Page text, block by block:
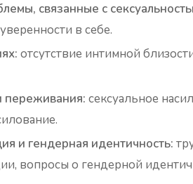
связанные с
в себе.
отсутствие интимной
переживания: сексуальное
и гендерная идентичность:
вопросы о гендерной